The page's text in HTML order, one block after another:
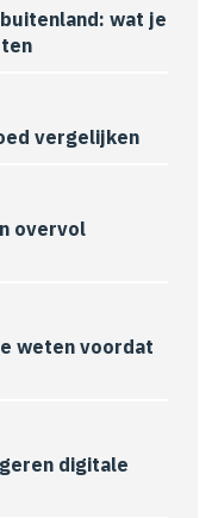
wat je
vergelijken
overvol
weten voordat
digitale